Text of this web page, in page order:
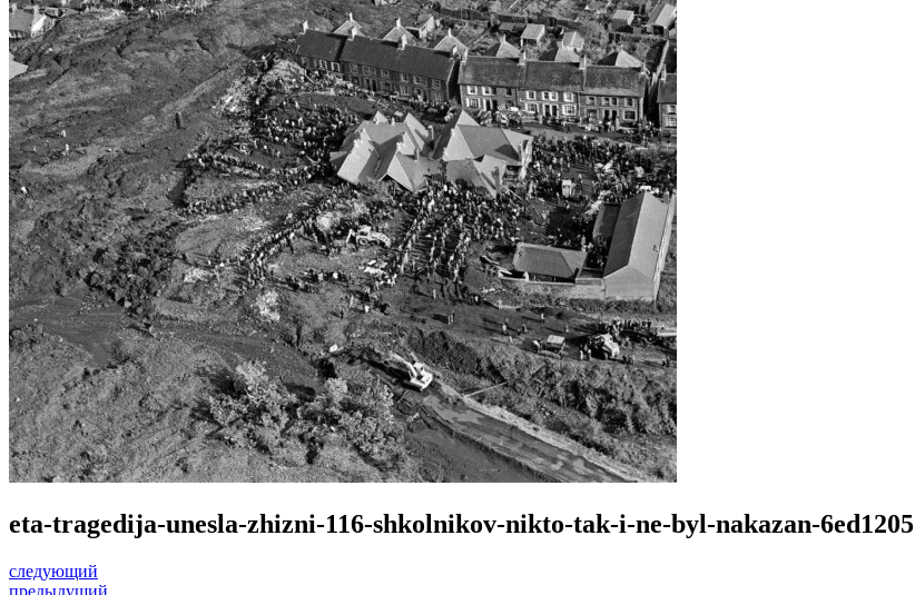
eta-tragedija-unesla-zhizni-116-shkolnikov-nikto-tak-i-ne-byl-nakazan-6ed1205
следующий
предыдущий